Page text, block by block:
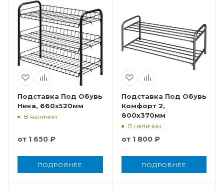
Подставка Под Обувь
Ника, 660x520мм
В наличии
от 1 650 ₽
ПОДРОБНЕЕ
Подставка Под Обувь
Комфорт 2,
800x370мм
В наличии
от 1 800 ₽
ПОДРОБНЕЕ